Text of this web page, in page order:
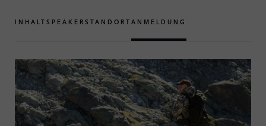
INHALT SPEAKER STANDORT ANMELDUNG